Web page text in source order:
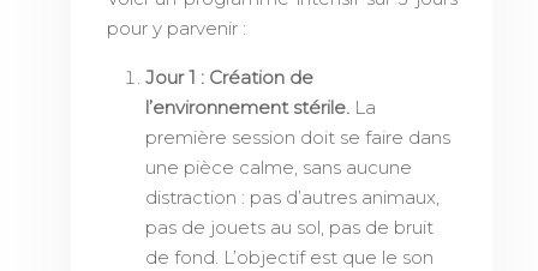
pour y parvenir :
Jour 1 : Création de
l’environnement stérile. La
première session doit se faire dans
une pièce calme, sans aucune
distraction : pas d’autres animaux,
pas de jouets au sol, pas de bruit
de fond. L’objectif est que le son